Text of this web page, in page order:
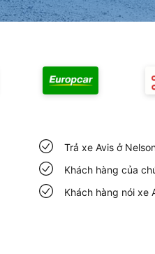
Trả xe Avis ở
Khách hàng của
Khách hàng nói xe